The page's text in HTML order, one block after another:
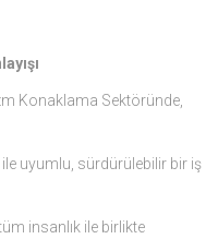
Konaklama Sektöründe,
uyumlu, sürdürülebilir bir iş
insanlık ile birlikte